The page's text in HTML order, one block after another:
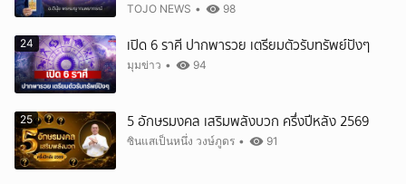
TOJO NEWS • 98
24 เปิด 6 ราศี ปากพารวย เตรียมตัวรับทรัพย์ปังๆ
มุมข่าว • 94
25 5 อักษรมงคล เสริมพลังบวก ครึ่งปีหลัง 2569
ซินแสเป็นหนึ่ง วงษ์ภูดร • 91